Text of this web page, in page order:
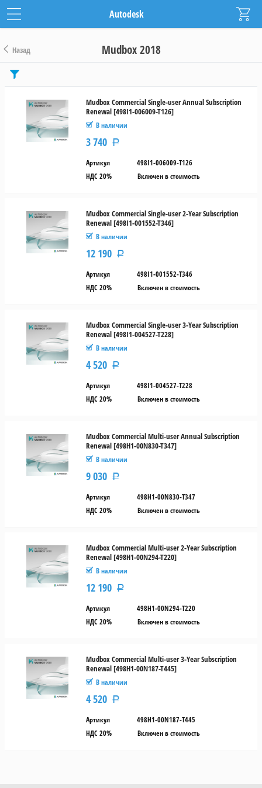
Autodesk
Назад Mudbox 2018
Цена
действия
Mudbox Commercial Single-user Annual Subscription
Renewal [498I1-006009-T126]
В наличии
3 740 Р
Артикул
498I1-006009-T126
НДС 20%
Включен в стоимость
Mudbox Commercial Single-user 2-Year Subscription
Renewal [498I1-001552-T346]
В наличии
12 190 Р
Артикул
498I1-001552-T346
НДС 20%
Включен в стоимость
Mudbox Commercial Single-user 3-Year Subscription
Renewal [498I1-004527-T228]
В наличии
4 520 Р
Артикул
498I1-004527-T228
НДС 20%
Включен в стоимость
Mudbox Commercial Multi-user Annual Subscription
Renewal [498H1-00N830-T347]
В наличии
9 030 Р
Артикул
498H1-00N830-T347
НДС 20%
Включен в стоимость
Mudbox Commercial Multi-user 2-Year Subscription
Renewal [498H1-00N294-T220]
В наличии
12 190 Р
Артикул
498H1-00N294-T220
НДС 20%
Включен в стоимость
Mudbox Commercial Multi-user 3-Year Subscription
Renewal [498H1-00N187-T445]
В наличии
4 520 Р
Артикул
498H1-00N187-T445
НДС 20%
Включен в стоимость